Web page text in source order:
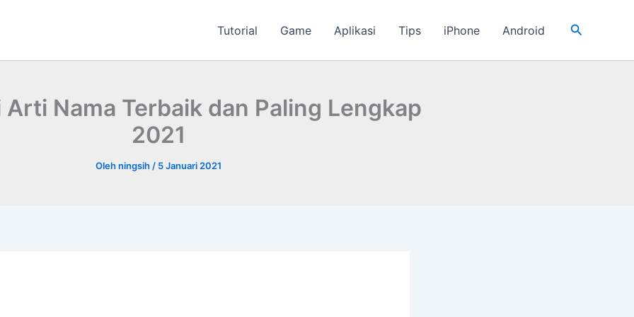
Tutorial Game Aplikasi Tips iPhone Android Cari
Nama Terbaik dan Paling Lengkap
2021
Olehningsih / 5 Januari 2021